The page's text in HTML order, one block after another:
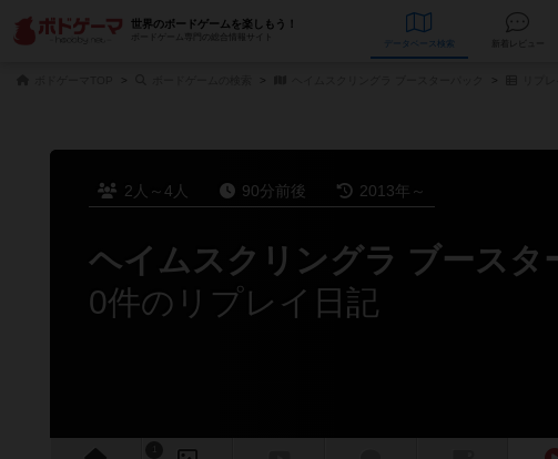
世界のボードゲームを楽しもう！
ボードゲーム専門の総合情報サイト
データベース
2人～4人 90分前後 2013年～
ヘイムスクリングラ ブースタ
0件のリプレイ日記